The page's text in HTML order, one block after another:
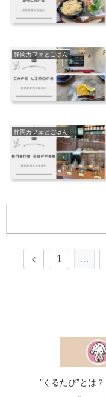
静岡カフェとごはん
静岡カフェとごはん
1 …
”くるたび”とは？